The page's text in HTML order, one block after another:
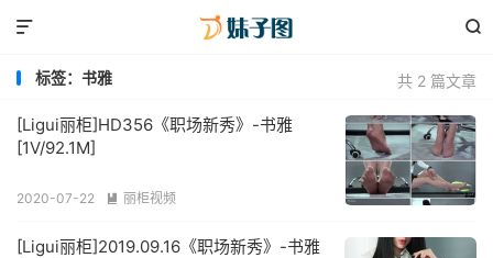


共 2 篇文章
标签：书雅
[Ligui丽柜]HD356《职场新秀》-书雅
[1V/92.1M]
2020-07-22  丽柜视频
[Ligui丽柜]2019.09.16《职场新秀》-书雅